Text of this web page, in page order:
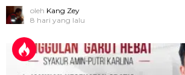
oleh Kang Zey
8 hari yang lalu